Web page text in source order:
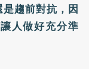
趨前對抗，因
人做好充分準